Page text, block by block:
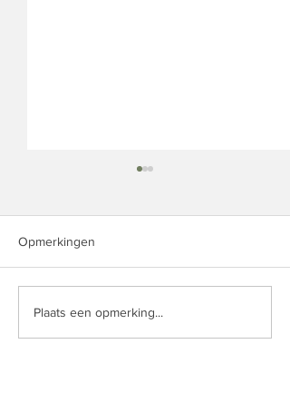
Tijd herzien
Opmerkingen
Plaats een opmerking...